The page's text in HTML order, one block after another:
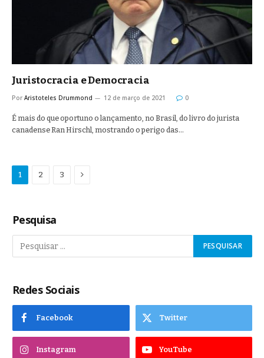
Juristocracia e Democracia
Por Aristoteles Drummond 12 de março de 2021 0
É mais do que oportuno o lançamento, no Brasil, do livro do jurista
canadense Ran Hirschl, mostrando o perigo das…
1 2 3 Proximo
Pesquisa
Redes Sociais
Facebook Twitter
Instagram YouTube